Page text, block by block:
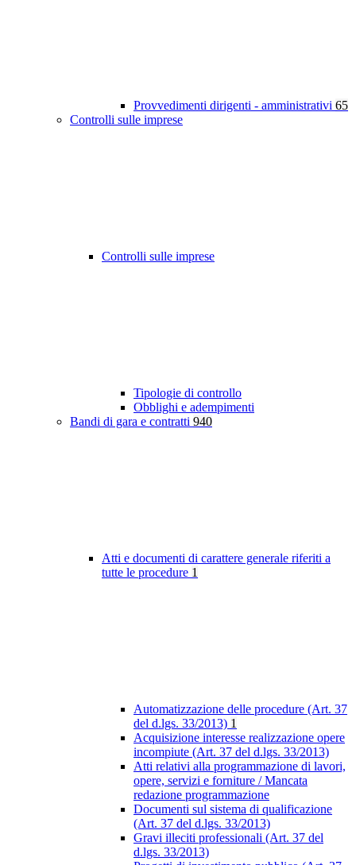
Provvedimenti dirigenti - amministrativi 65
Controlli sulle imprese
Controlli sulle imprese
Tipologie di controllo
Obblighi e adempimenti
Bandi di gara e contratti 940
Atti e documenti di carattere generale riferiti a
tutte le procedure 1
Automatizzazione delle procedure (Art. 37
del d.lgs. 33/2013) 1
Acquisizione interesse realizzazione opere
incompiute (Art. 37 del d.lgs. 33/2013)
Atti relativi alla programmazione di lavori,
opere, servizi e forniture / Mancata
redazione programmazione
Documenti sul sistema di qualificazione
(Art. 37 del d.lgs. 33/2013)
Gravi illeciti professionali (Art. 37 del
d.lgs. 33/2013)